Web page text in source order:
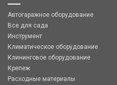
Автогаражное оборудование
Все для сада
Инструмент
Климатическое оборудование
Клининговое оборудование
Крепеж
Расходные материалы